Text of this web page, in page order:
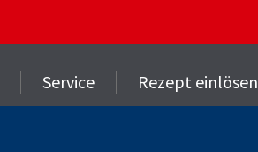
Service Rezept einlösen